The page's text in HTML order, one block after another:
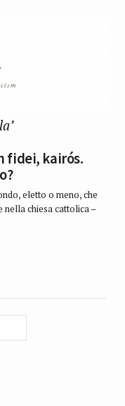
fidei, kairós.
eletto o meno, che
nella chiesa cattolica –